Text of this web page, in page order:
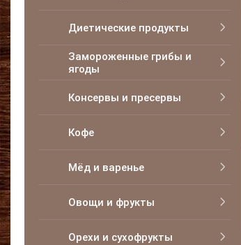
Диетические продукты
Замороженные грибы и
ягоды
Консервы и пресервы
Кофе
Мёд и варенье
Овощи и фрукты
Орехи и сухофрукты